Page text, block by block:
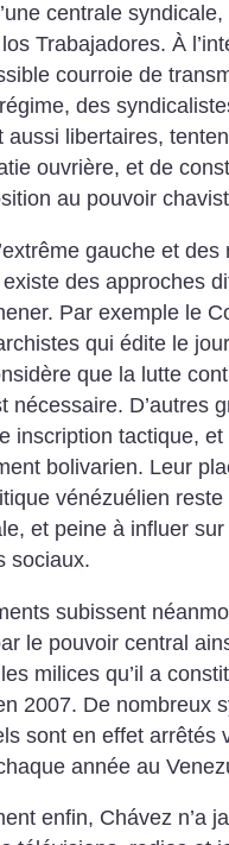
centrale syndicale,
Trabajadores. À
courroie de
des
aussi libertaires,
ouvrière, et de
au pouvoir
gauche et des
des approches
Par exemple le
qui édite le
que la lutte
nécessaire. D’autres
inscription tactique,
bolivarien. Leur
vénézuélien
et peine à influer sur
sociaux.
subissent
le pouvoir central
milices qu’il a
2007. De nombreux
sont en effet arrêtés
année au
enfin, Chávez n’a